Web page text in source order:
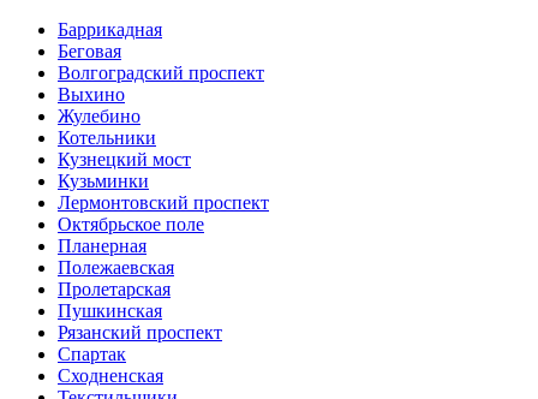
Баррикадная
Беговая
Волгоградский проспект
Выхино
Жулебино
Котельники
Кузнецкий мост
Кузьминки
Лермонтовский проспект
Октябрьское поле
Планерная
Полежаевская
Пролетарская
Пушкинская
Рязанский проспект
Спартак
Сходненская